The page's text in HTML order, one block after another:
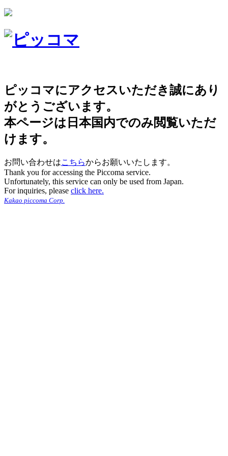
ピッコマにアクセスいただき誠にあり
がとうございます。
本ページは日本国内でのみ閲覧いただ
けます。
お問い合わせはこちらからお願いいたします。
Thank you for accessing the Piccoma service.
Unfortunately, this service can only be used from Japan.
For inquiries, please click here.
Kakao piccoma Corp.